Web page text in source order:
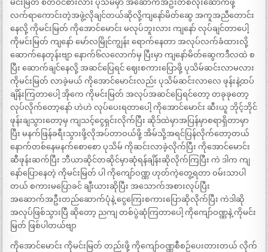
မင်းမြတ် စိတ်ဝင်စားလား ပုသိမ်မှာ အဆောက်အဦးတစ်လုံးဆောက်ဖို့
လက်ရာကောင်းတဲ့အဖွဲ့လိုချင်တယ်ဆိုလို့ကျနော်မိတ်ဆွေ အကူအညီတောင်း
နေလို့ ကိုမင်းမြတ် ကိုအောင်မောင်း မလုပ်ဘူးလား ကျနော် လုပ်ချင်တာပေါ့
ကိုမင်းမြတ် ကျနော် မော်လမြိုင်ကျွန်း ရောက်နေတာ အလုပ်လက်ခံထားလို့
ဆောက်နေတုန်းဗျာ နောက်၆လလောက်မှ ပြီးမှာ ကျနော်မိတ်ဆွေကဒီလထဲ စ
ပြီး ဆောက်ချင်နေလို့ အဆင်ပြေရင် ဈေးစကားပြောဖို့ ပုသိမ်ဆင်းလာမလား
ကိုမင်းမြတ် လာခဲ့မယ် ကိုအောင်မောင်းလည်း ပုသိမ်ဆင်းလာလေ ဖုန်းနဲ့ထပ်
ချိန်းကြတာပေါ့ အိုကေ ကိုမင်းမြတ် အလုပ်အဆင်ပြေရင်တော့ တခုခုတော့
လုပ်လိုက်တော့နော် ဟဲဟဲ လုပ်ပေးရတာပေါ့ ကိုအောင်မောင်း ဆီးယူ ဘိုင့်ဘိုင်
ဖုန်းချသွားတော့မှ ကျသင့်ငွေရှင်းလိုက်ပြီး ဆိုဒ်ထဲမှာအပြန်မှာစရာရှိတာမှာ
ပြီး မနက်ဖြန်ခရီးသွားဖို့လိုအပ်တာဝယ်ဖို့ အိမ်သို့အရင်ပြန်လိုက်တော့တယ်
နောက်တစ်နေမနက်စောစော ပုသိမ် ကိုဆင်းလာခဲ့လိုက်ပြီး ကိုအောင်မောင်း
ဆီဖုန်းဆက်ပြီး ဘီယာဆိုင်တဆိုင်မှာဆုံရန်ချိန်းဆိုလိုက်ကြပြီး ကဲ ဒါက ကျ
နော်ပြောနေတဲ့ ကိုမင်းမြတ် ပါ ကိုကျော်ဝဏ္ဏ ဟုတ်ကဲ့တွေ့ရတာ ဝမ်းသာပါ
တယ် စကားမပြောခင် ချီးယားဆိုပြီး အသောက်အစားလုပ်ပြီး
အဆောက်အဦးတည်ဆောက်ပုံနဲ့ ငွေကြေးစကားပြောဆိုလိုက်ပြီး ကဲဒါဆို
အလုပ်ဖြစ်သွားပြီ ဆိုတော့ ညကျ တစ်ပွဲဆုံကြတာပေါ့ ကိုကျော်ဝဏ္ဏနဲ့ ကိုမင်း
မြတ် ဖြစ်ပါတယ်ဗျာ
ကိုအောင်မောင်း ကိုမင်းမြတ် တည်းဖို့ ကိုကျော်ဝဏ္ဏစီစဉ်ပေးတားတယ် လိုက်